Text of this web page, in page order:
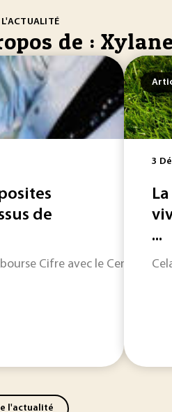
de : Xylane
champignon qui permet
de
bourse Cifre avec le Centre
3
...
l'actualité